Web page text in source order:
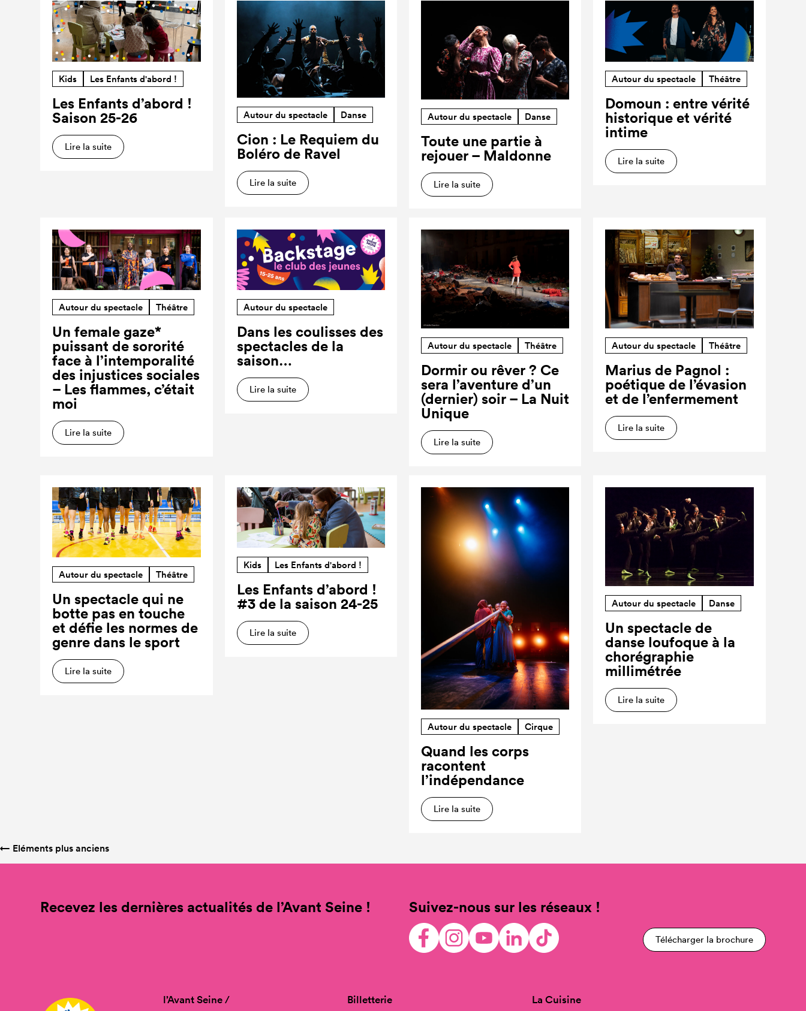
Kids Les Enfants d'abord !
Les Enfants d’abord !
Saison 25-26
Lire la suite
Autour du spectacle Danse
Cion : Le Requiem du
Boléro de Ravel
Lire la suite
Autour du spectacle Danse
Toute une partie à
rejouer – Maldonne
Lire la suite
Autour du spectacle Théâtre
Domoun : entre vérité
historique et vérité
intime
Lire la suite
Autour du spectacle Théâtre
Un female gaze*
puissant de sororité
face à l’intemporalité
des injustices sociales
– Les flammes, c’était
moi
Lire la suite
Autour du spectacle
Dans les coulisses des
spectacles de la
saison…
Lire la suite
Autour du spectacle Théâtre
Dormir ou rêver ? Ce
sera l’aventure d’un
(dernier) soir – La Nuit
Unique
Lire la suite
Autour du spectacle Théâtre
Marius de Pagnol :
poétique de l’évasion
et de l’enfermement
Lire la suite
Autour du spectacle Théâtre
Un spectacle qui ne
botte pas en touche
et défie les normes de
genre dans le sport
Lire la suite
Kids Les Enfants d'abord !
Les Enfants d’abord !
#3 de la saison 24-25
Lire la suite
Autour du spectacle Cirque
Quand les corps
racontent
l’indépendance
Lire la suite
Autour du spectacle Danse
Un spectacle de
danse loufoque à la
chorégraphie
millimétrée
Lire la suite
← Eléments plus anciens
Recevez les dernières actualités de l’Avant Seine ! Suivez-nous sur les réseaux !
Télécharger la brochure
l’Avant Seine /
Billetterie
La Cuisine